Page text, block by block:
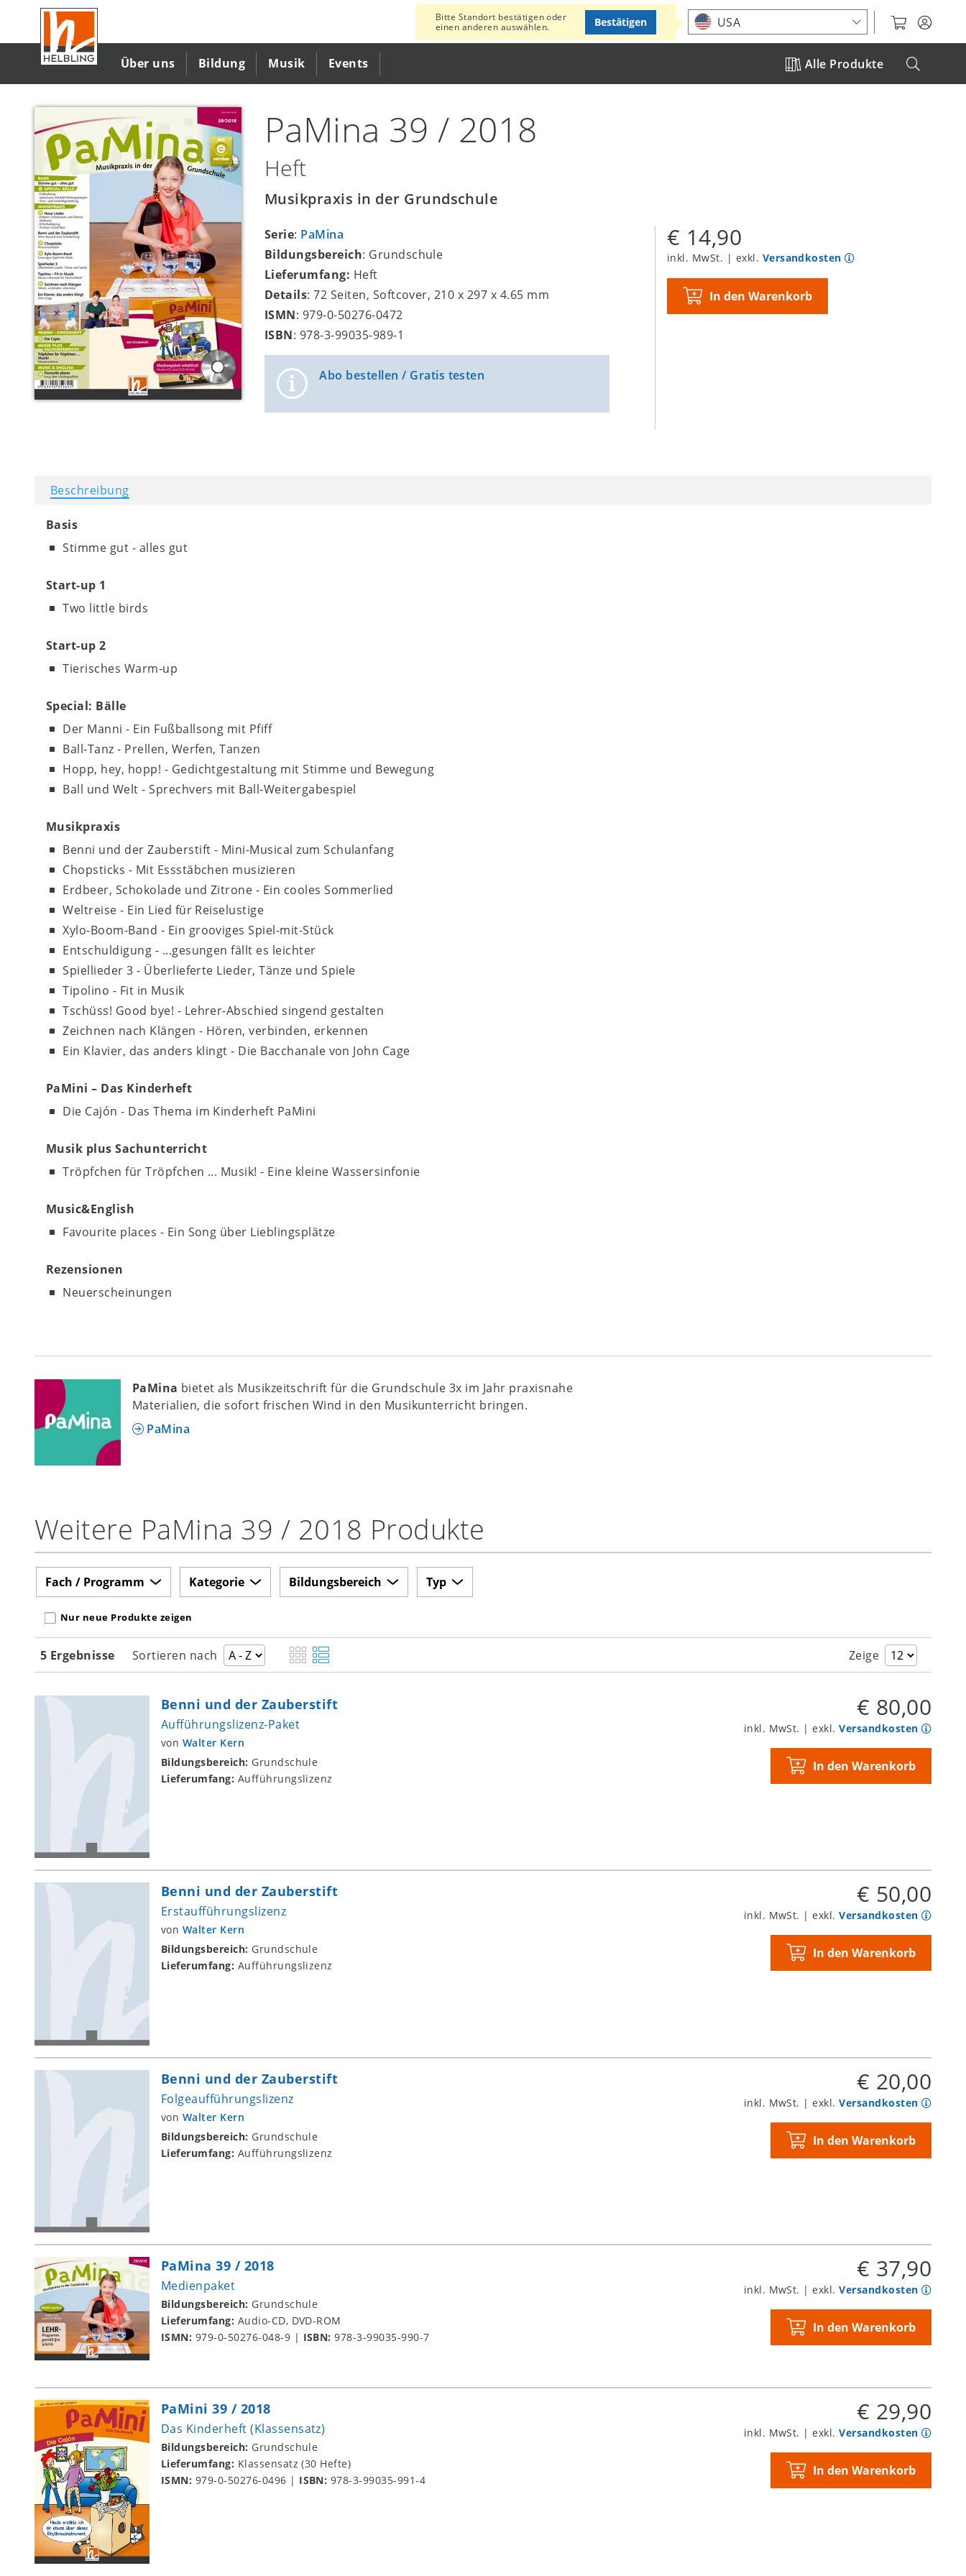
Inhalt
Standort auswählen
Über uns Bildung Musik Events Alle Produkte
Bitte Standort bestätigen oder
einen anderen auswählen.
USA
Bestätigen
PaMina 39 / 2018
Heft
Musikpraxis in der Grundschule
Serie: PaMina
Bildungsbereich: Grundschule
Lieferumfang: Heft
Details: 72 Seiten, Softcover, 210 x 297 x 4.65 mm
ISMN: 979-0-50276-0472
ISBN: 978-3-99035-989-1
Abo bestellen / Gratis testen
€ 14,90
inkl. MwSt. | exkl. Versandkosten
In den Warenkorb
Beschreibung
Basis
Stimme gut - alles gut
Start-up 1
Two little birds
Start-up 2
Tierisches Warm-up
Special: Bälle
Der Manni - Ein Fußballsong mit Pfiff
Ball-Tanz - Prellen, Werfen, Tanzen
Hopp, hey, hopp! - Gedichtgestaltung mit Stimme und Bewegung
Ball und Welt - Sprechvers mit Ball-Weitergabespiel
Musikpraxis
Benni und der Zauberstift - Mini-Musical zum Schulanfang
Chopsticks - Mit Essstäbchen musizieren
Erdbeer, Schokolade und Zitrone - Ein cooles Sommerlied
Weltreise - Ein Lied für Reiselustige
Xylo-Boom-Band - Ein grooviges Spiel-mit-Stück
Entschuldigung - ...gesungen fällt es leichter
Spiellieder 3 - Überlieferte Lieder, Tänze und Spiele
Tipolino - Fit in Musik
Tschüss! Good bye! - Lehrer-Abschied singend gestalten
Zeichnen nach Klängen - Hören, verbinden, erkennen
Ein Klavier, das anders klingt - Die Bacchanale von John Cage
PaMini – Das Kinderheft
Die Cajón - Das Thema im Kinderheft PaMini
Musik plus Sachunterricht
Tröpfchen für Tröpfchen ... Musik! - Eine kleine Wassersinfonie
Music&English
Favourite places - Ein Song über Lieblingsplätze
Rezensionen
Neuerscheinungen
PaMina bietet als Musikzeitschrift für die Grundschule 3x im Jahr praxisnahe
Materialien, die sofort frischen Wind in den Musikunterricht bringen.
PaMina
Weitere PaMina 39 / 2018 Produkte
Nur neue Produkte zeigen
Fach / Programm Kategorie Bildungsbereich Typ
5 Ergebnisse Sortieren nach Zeige
Benni und der Zauberstift
Aufführungslizenz-Paket
von Walter Kern
Bildungsbereich: Grundschule
Lieferumfang: Aufführungslizenz
€ 80,00
inkl. MwSt. | exkl.Versandkosten
In den Warenkorb
Benni und der Zauberstift
Erstaufführungslizenz
von Walter Kern
Bildungsbereich: Grundschule
Lieferumfang: Aufführungslizenz
€ 50,00
inkl. MwSt. | exkl.Versandkosten
In den Warenkorb
Benni und der Zauberstift
Folgeaufführungslizenz
von Walter Kern
Bildungsbereich: Grundschule
Lieferumfang: Aufführungslizenz
€ 20,00
inkl. MwSt. | exkl.Versandkosten
In den Warenkorb
PaMina 39 / 2018
Medienpaket
Bildungsbereich: Grundschule
Lieferumfang: Audio-CD, DVD-ROM
ISMN: 979-0-50276-048-9 | ISBN:978-3-99035-990-7
€ 37,90
inkl. MwSt. | exkl.Versandkosten
In den Warenkorb
PaMini 39 / 2018
Das Kinderheft (Klassensatz)
Bildungsbereich: Grundschule
Lieferumfang: Klassensatz (30 Hefte)
ISMN: 979-0-50276-0496 | ISBN: 978-3-99035-991-4
€ 29,90
inkl. MwSt. | exkl.Versandkosten
In den Warenkorb